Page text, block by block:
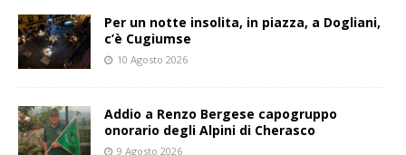
Per un notte insolita, in piazza, a Dogliani,
c’è Cugiumse
10 Agosto 2026
Addio a Renzo Bergese capogruppo
onorario degli Alpini di Cherasco
9 Agosto 2026